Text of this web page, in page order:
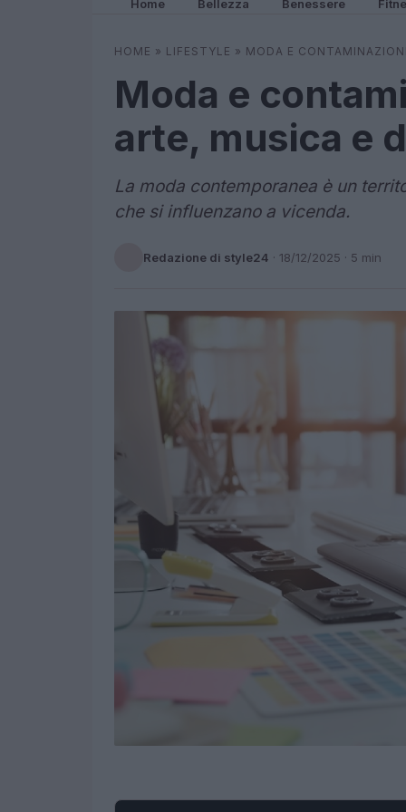
Home Bellezza Benessere
HOME » LIFESTYLE » MODA E
Moda e
arte, musica e
La moda contemporanea è un
che si influenzano a vicenda.
Redazione di style24 · 18/12/2025 · 5 min